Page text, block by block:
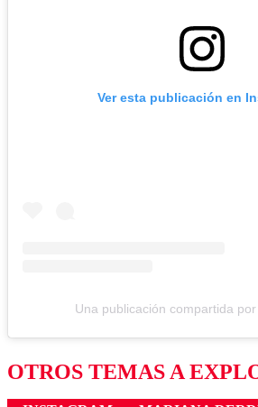
Ver esta publicación en
Una publicación compartida
OTROS TEMAS A